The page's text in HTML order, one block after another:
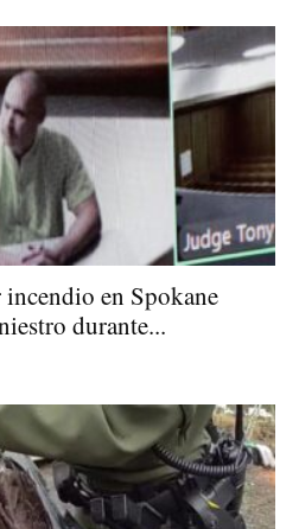
en Spokane
durante...